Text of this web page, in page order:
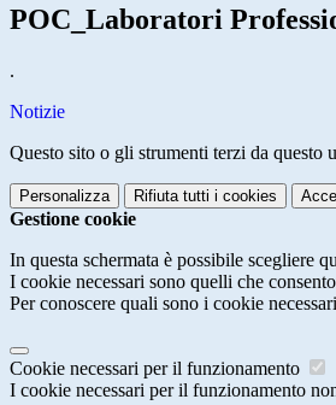
POC_Laboratori
.
Notizie
Questo sito o gli strumenti terzi da
Personalizza Rifiuta tutti i cookies
Gestione cookie
In questa schermata è possibile scegliere
I cookie necessari sono quelli che
Per conoscere quali sono i cookie
Cookie necessari per il funzionamento
I cookie necessari per il funzionamento